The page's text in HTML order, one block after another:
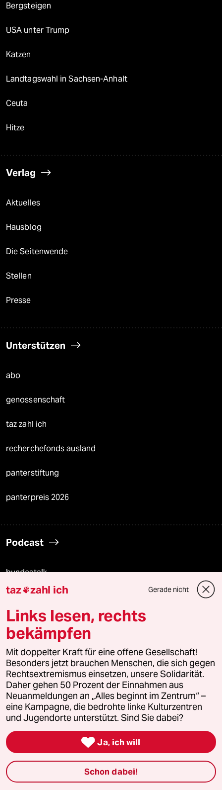
Bergsteigen
USA unter Trump
Katzen
Landtagswahl in Sachsen-Anhalt
Ceuta
Hitze
Verlag
Aktuelles
Hausblog
Die Seitenwende
Stellen
Presse
Unterstützen
abo
genossenschaft
taz zahl ich
recherchefonds ausland
panterstiftung
panterpreis 2026
Podcast
bundestalk
fernverbindung
klima update°
Freie Rede
reingehen
Newsletter
team zukunft
taz zahl ich Gerade nicht
Links lesen, rechts
bekämpfen
Mit doppelter Kraft für eine offene Gesellschaft!
Besonders jetzt brauchen Menschen, die sich gegen
Rechtsextremismus einsetzen, unsere Solidarität.
Daher gehen 50 Prozent der Einnahmen aus
Neuanmeldungen an „Alles beginnt im Zentrum“ –
eine Kampagne, die bedrohte linke Kulturzentren
und Jugendorte unterstützt. Sind Sie dabei?
 Ja, ich will
Schon dabei!